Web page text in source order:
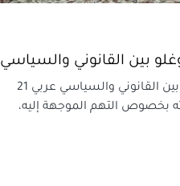
بين القانوني والسياسي
تركيا: اعتقال إمام أوغلو بين القانوني والسياسي عربي 21
إفادته بخصوص التهم الموجهة إليه،